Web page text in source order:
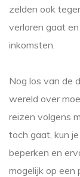
zelden ook
verloren gaat
inkomsten.
Nog los van de
wereld over
reizen volgens
toch gaat, kun
beperken en
mogelijk op een